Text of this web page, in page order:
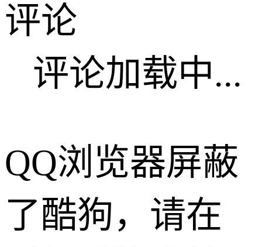
评论
评论加载中...
QQ浏览器屏蔽
了酷狗，请在